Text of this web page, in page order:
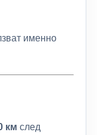
именно
км след